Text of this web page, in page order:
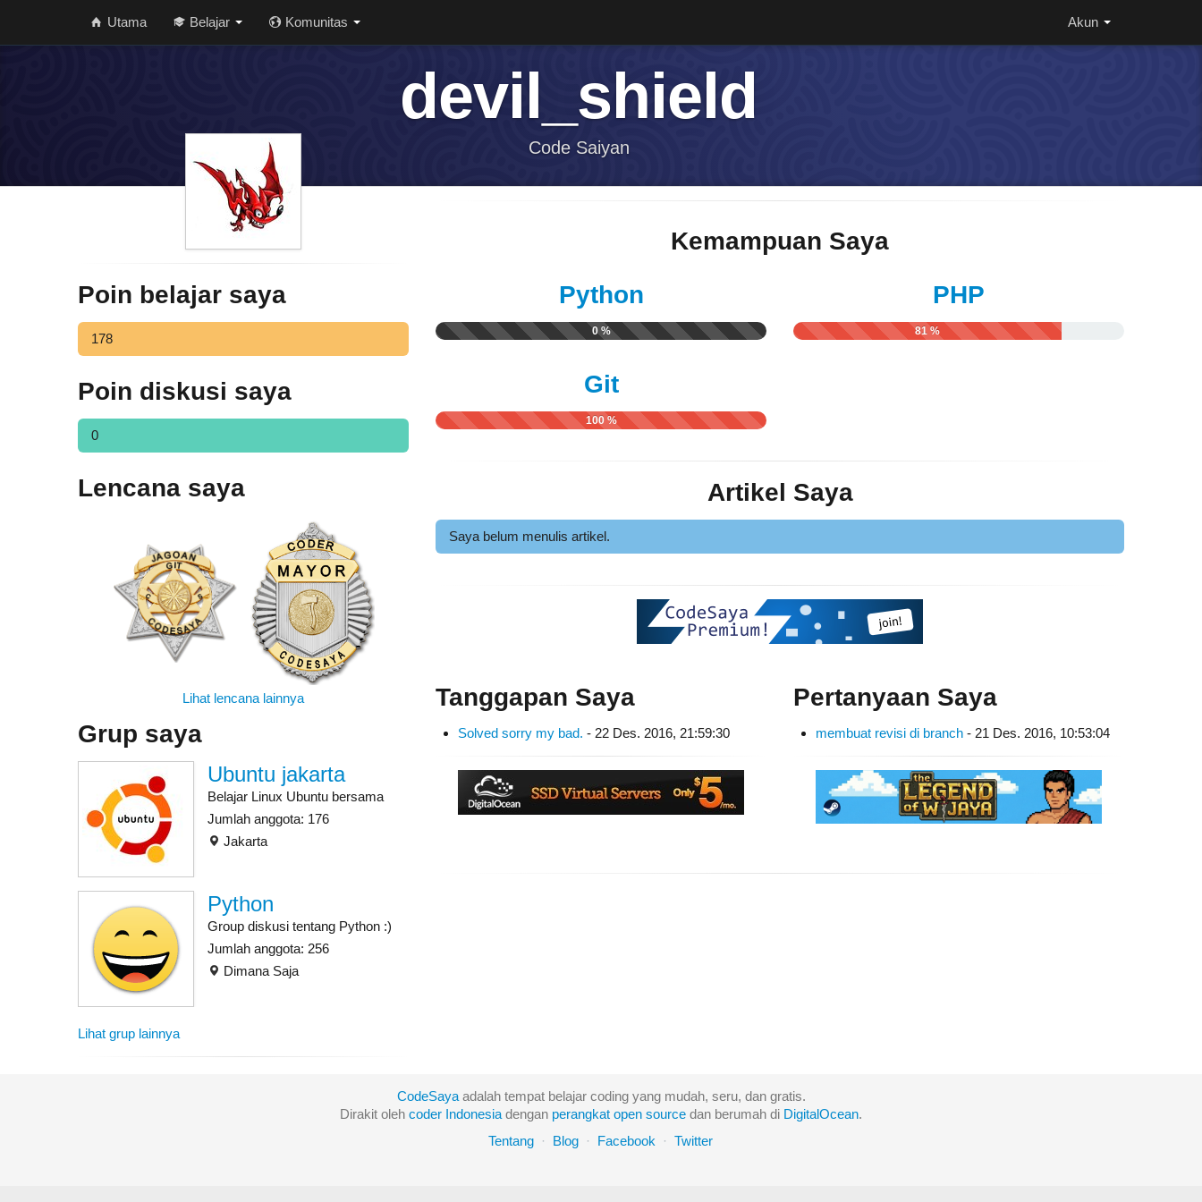
Utama Belajar Komunitas Akun
devil_shield
Code Saiyan
Poin belajar saya
178
Poin diskusi saya
0
Lencana saya
Lihat lencana lainnya
Grup saya
Ubuntu jakarta
Belajar Linux Ubuntu bersama
Jumlah anggota: 176
Jakarta
Python
Group diskusi tentang Python :)
Jumlah anggota: 256
Dimana Saja
Lihat grup lainnya
Kemampuan Saya
Python
0 %
PHP
81 %
Git
100 %
Artikel Saya
Saya belum menulis artikel.
Tanggapan Saya
Solved sorry my bad. - 22 Des. 2016, 21:59:30
Pertanyaan Saya
membuat revisi di branch - 21 Des. 2016, 10:53:04
CodeSayaadalah tempat belajar coding yang mudah, seru, dan gratis.
Dirakit oleh coder Indonesia dengan perangkat open source dan berumah di DigitalOcean.
Tentang
· Blog · Facebook · Twitter